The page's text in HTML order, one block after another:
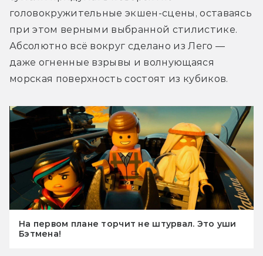
головокружительные экшен-сцены, оставаясь
при этом верными выбранной стилистике.
Абсолютно всё вокруг сделано из Лего —
даже огненные взрывы и волнующаяся
морская поверхность состоят из кубиков.
На первом плане торчит не штурвал. Это уши
Бэтмена!